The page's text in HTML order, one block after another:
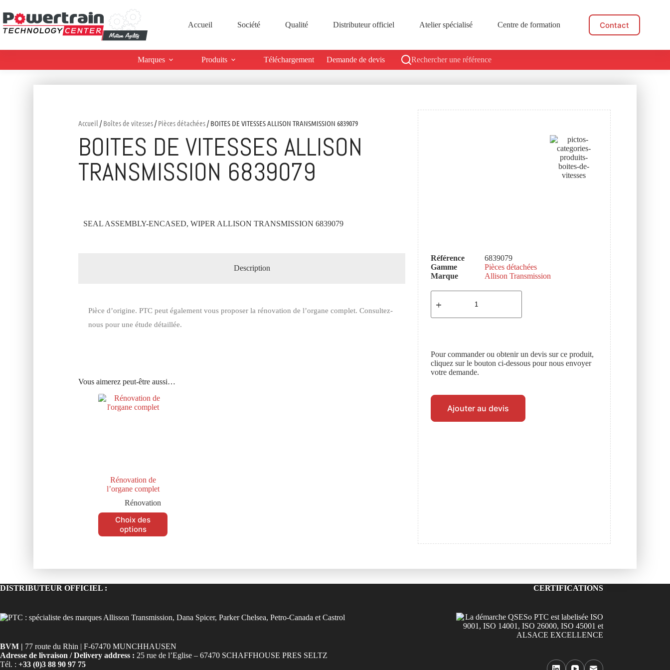
Accueil Société Qualité Distributeur officiel Atelier spécialisé Centre de formation Actualités
Contact
Marques Produits Téléchargement Demande de devis Rechercher une référence
Accueil /Boîtes de vitesses/Pièces détachées/ BOITES DE VITESSES ALLISON TRANSMISSION 6839079
BOITES DE VITESSES ALLISON
TRANSMISSION 6839079
SEAL ASSEMBLY-ENCASED, WIPER ALLISON TRANSMISSION 6839079
Description
Pièce d’origine. PTC peut également vous proposer la rénovation de l’organe complet. Consultez-
nous pour une étude détaillée.
Vous aimerez peut-être aussi…
Rénovation de
l’organe complet
Rénovation
Choix des
options
Référence
6839079
Gamme
Pièces détachées
Marque
Allison Transmission
Pour commander ou obtenir un devis sur ce produit,
cliquez sur le bouton ci-dessous pour nous envoyer
votre demande.
Ajouter au devis
DISTRIBUTEUR OFFICIEL :
BVM | 77 route du Rhin | F-67470 MUNCHHAUSEN
Adresse de livraison / Delivery address : 25 rue de l’Eglise – 67470 SCHAFFHOUSE PRES SELTZ
Tél. : +33 (0)3 88 90 97 75
CERTIFICATIONS